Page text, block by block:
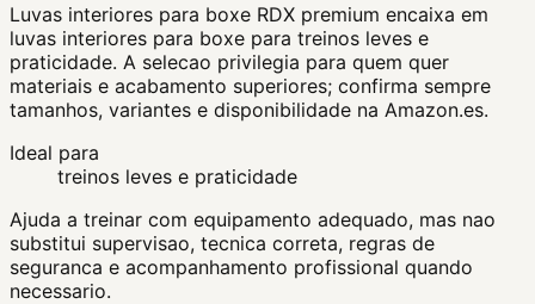
Luvas interiores para boxe RDX premium encaixa em
luvas interiores para boxe para treinos leves e
praticidade. A selecao privilegia para quem quer
materiais e acabamento superiores; confirma sempre
tamanhos, variantes e disponibilidade na Amazon.es.
Ideal para
treinos leves e praticidade
Ajuda a treinar com equipamento adequado, mas nao
substitui supervisao, tecnica correta, regras de
seguranca e acompanhamento profissional quando
necessario.